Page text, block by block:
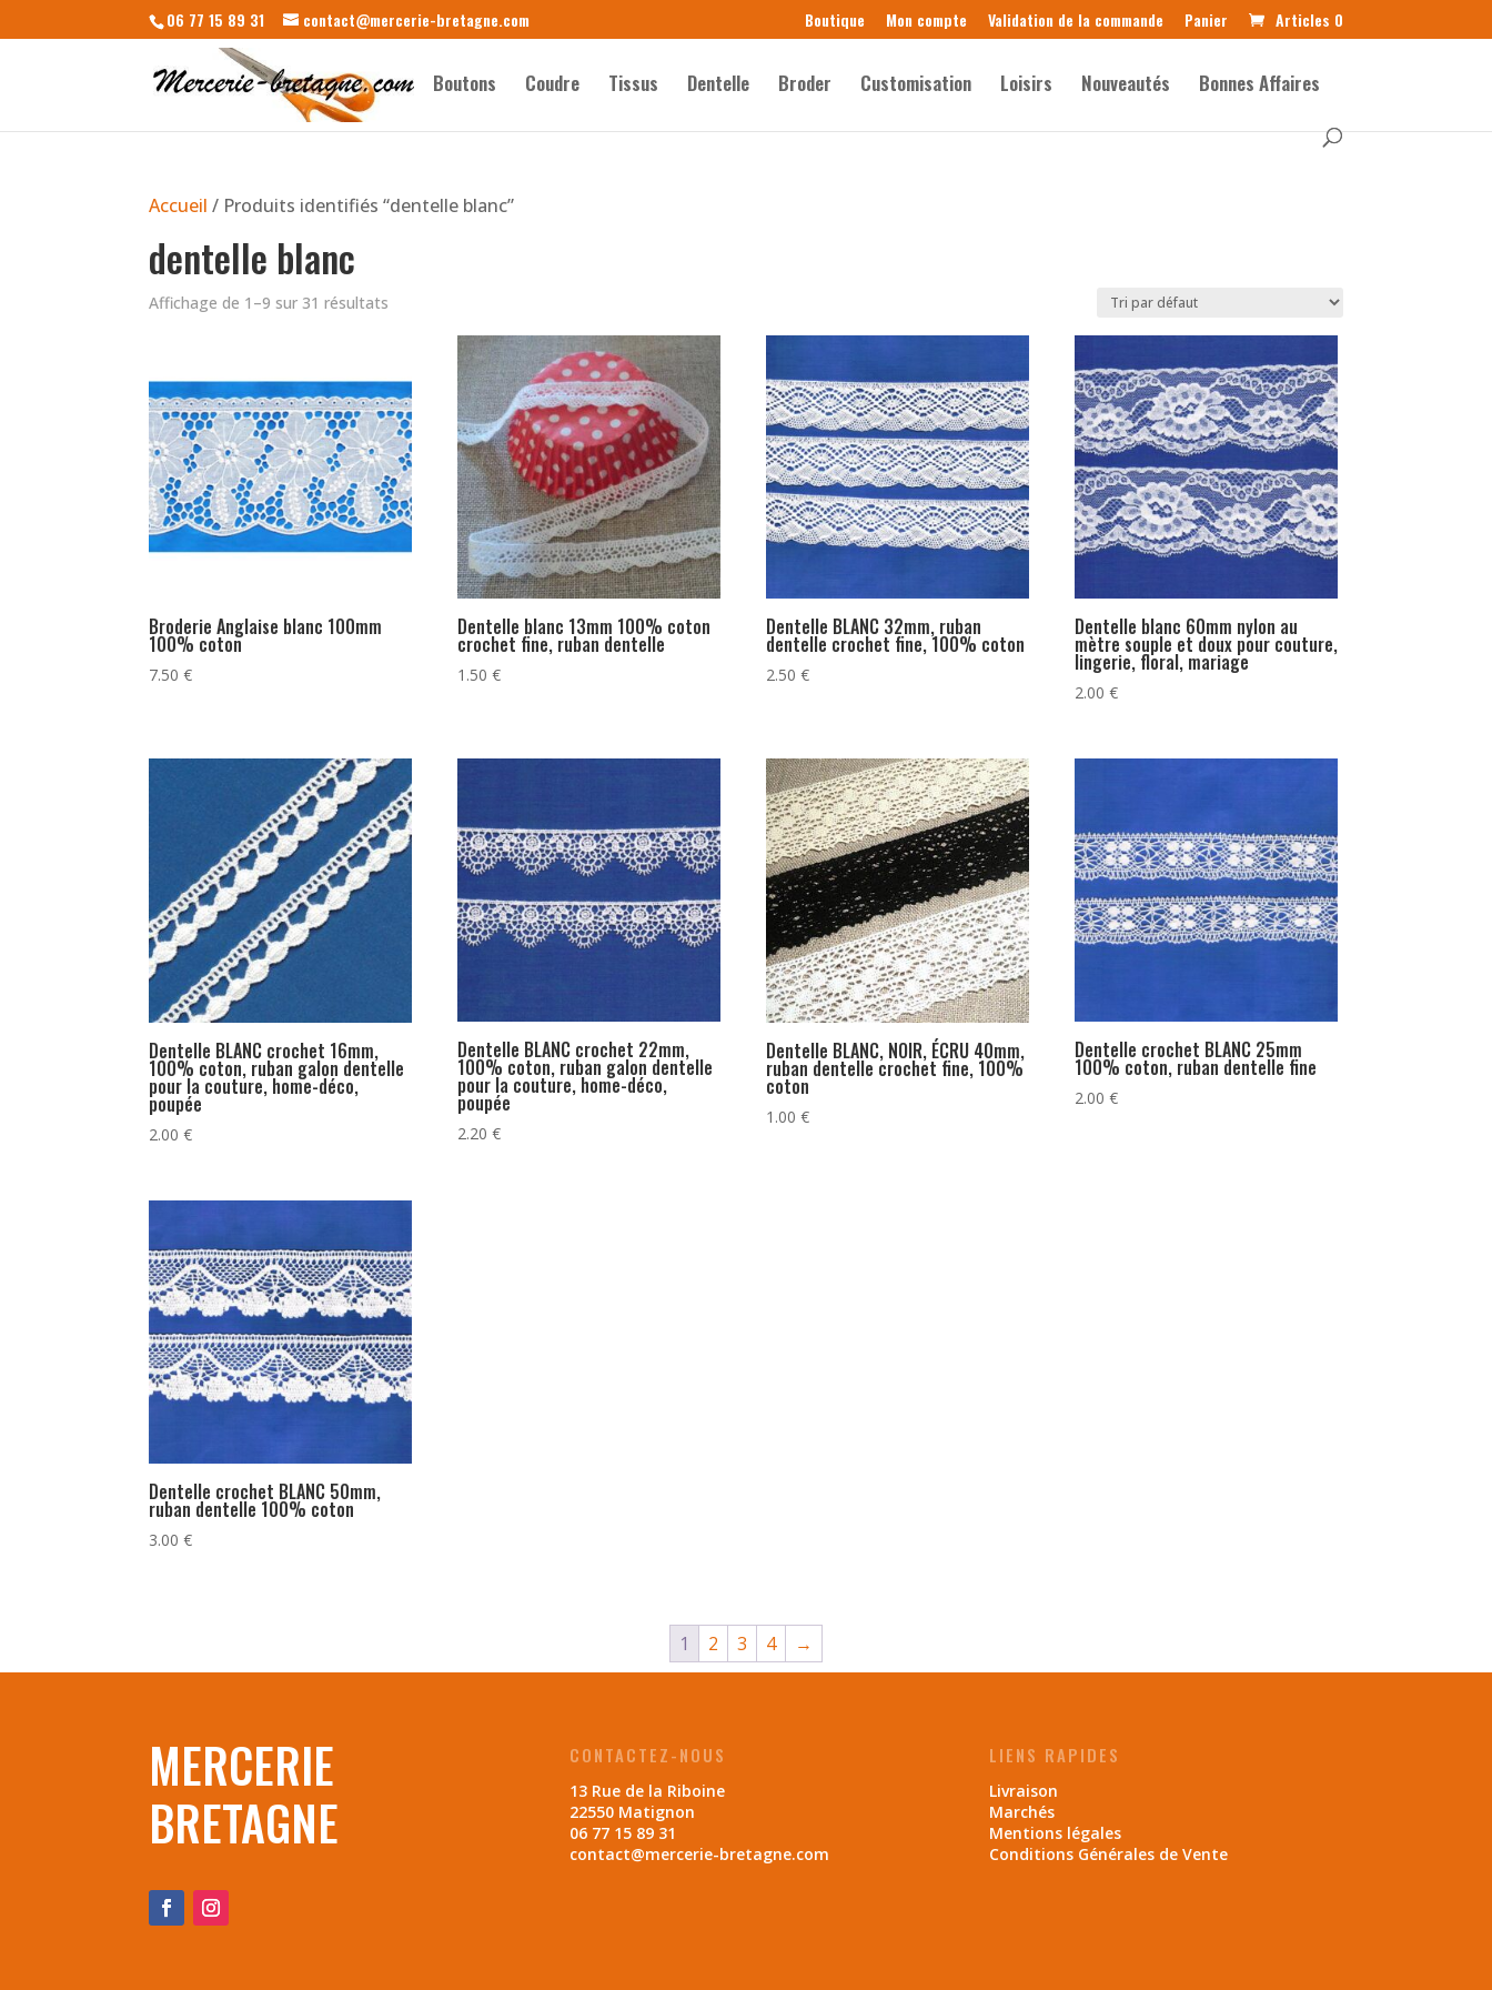
06 77 15 89 31 contact@mercerie-bretagne.com Boutique Mon compte Validation de la commande Panier Articles 0
Boutons Coudre Tissus Dentelle Broder Customisation Loisirs Nouveautés Bonnes Affaires
Accueil / Produits identifiés “dentelle blanc”
dentelle blanc
Affichage de 1–9 sur 31 résultats
Broderie Anglaise blanc 100mm
100% coton
7.50€
Dentelle blanc 13mm 100% coton
crochet fine, ruban dentelle
1.50€
Dentelle BLANC 32mm, ruban
dentelle crochet fine, 100% coton
2.50€
Dentelle blanc 60mm nylon au
mètre souple et doux pour couture,
lingerie, floral, mariage
2.00€
Dentelle BLANC crochet 16mm,
100% coton, ruban galon dentelle
pour la couture, home-déco,
poupée
2.00€
Dentelle BLANC crochet 22mm,
100% coton, ruban galon dentelle
pour la couture, home-déco,
poupée
2.20€
Dentelle BLANC, NOIR, ÉCRU 40mm,
ruban dentelle crochet fine, 100%
coton
1.00€
Dentelle crochet BLANC 25mm
100% coton, ruban dentelle fine
2.00€
Dentelle crochet BLANC 50mm,
ruban dentelle 100% coton
3.00€
1 2 3 4 →
MERCERIE
BRETAGNE
CONTACTEZ-NOUS
13 Rue de la Riboine
22550 Matignon
06 77 15 89 31
contact@mercerie-bretagne.com
LIENS RAPIDES
Livraison
Marchés
Mentions légales
Conditions Générales de Vente